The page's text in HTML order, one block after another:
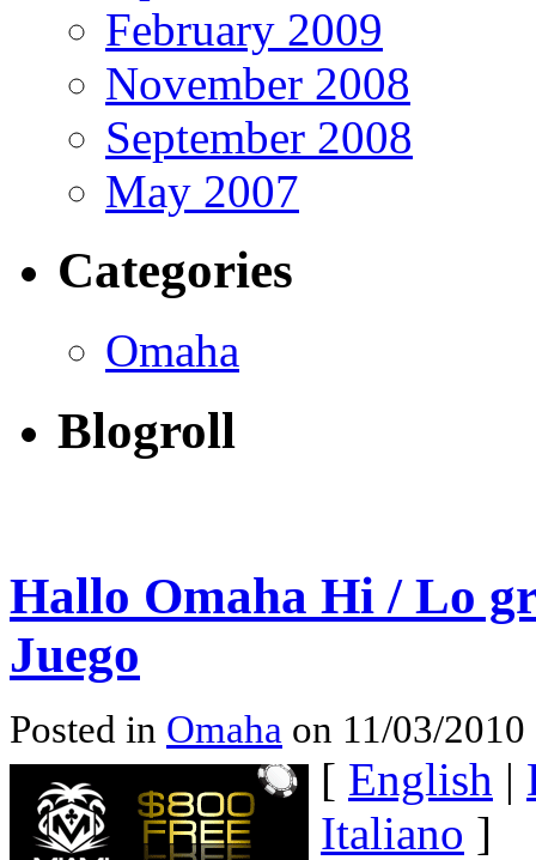
February 2009
November 2008
September 2008
May 2007
Categories
Omaha
Blogroll
Hallo Omaha Hi / Lo
Juego
Posted in Omaha on 11/03/
[ English |
Italiano ]